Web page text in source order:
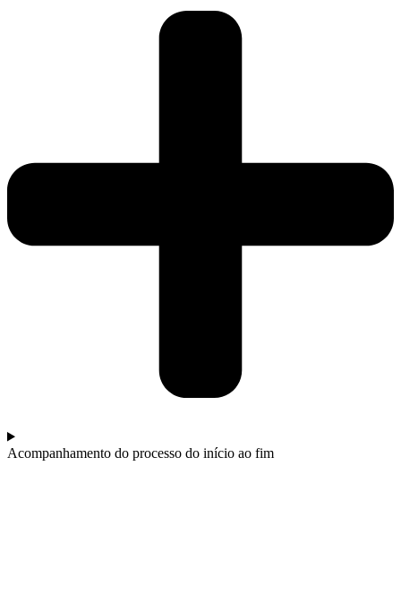
Acompanhamento do processo do início ao fim